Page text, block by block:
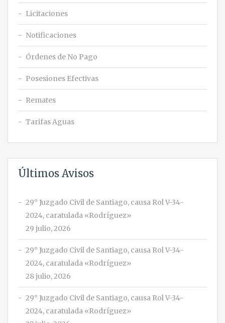
Licitaciones
Notificaciones
Órdenes de No Pago
Posesiones Efectivas
Remates
Tarifas Aguas
Últimos Avisos
29° Juzgado Civil de Santiago, causa Rol V-34-
2024, caratulada «Rodríguez»
29 julio, 2026
29° Juzgado Civil de Santiago, causa Rol V-34-
2024, caratulada «Rodríguez»
28 julio, 2026
29° Juzgado Civil de Santiago, causa Rol V-34-
2024, caratulada «Rodríguez»